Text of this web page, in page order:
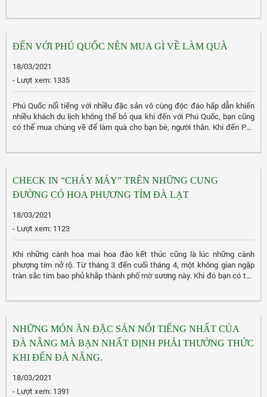
ĐẾN VỚI PHÚ QUỐC NÊN MUA GÌ VỀ LÀM QUÀ
18/03/2021
- Lượt xem: 1335
Phú Quốc nổi tiếng với nhiều đặc sản vô cùng độc đáo hấp dẫn khiến
nhiều khách du lịch không thể bỏ qua khi đến với Phú Quốc, bạn cũng
có thể mua chúng về để làm quà cho bạn bè, người thân. Khi đến Phú
CHECK IN “CHÁY MÁY” TRÊN NHỮNG CUNG
ĐƯỜNG CÓ HOA PHƯƠNG TÍM ĐÀ LẠT
18/03/2021
- Lượt xem: 1123
Khi những cành hoa mai hoa đào kết thúc cũng là lúc những cành
phượng tím nở rộ. Từ tháng 3 đến cuối tháng 4, một không gian ngập
tràn sắc tím bao phủ khắp thành phố mờ sương này. Khi đó bạn có thể
NHỮNG MÓN ĂN ĐẶC SẢN NỔI TIẾNG NHẤT CỦA
ĐÀ NẴNG MÀ BẠN NHẤT ĐỊNH PHẢI THƯỞNG THỨC
KHI ĐẾN ĐÀ NẴNG.
18/03/2021
- Lượt xem: 1391